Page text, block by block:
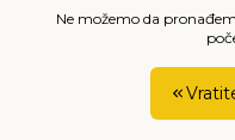
Ne možemo da